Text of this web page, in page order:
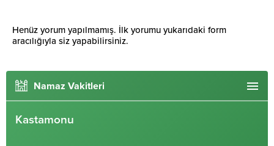
Henüz yorum yapılmamış. İlk yorumu yukarıdaki form
aracılığıyla siz yapabilirsiniz.
Namaz Vakitleri
Kastamonu